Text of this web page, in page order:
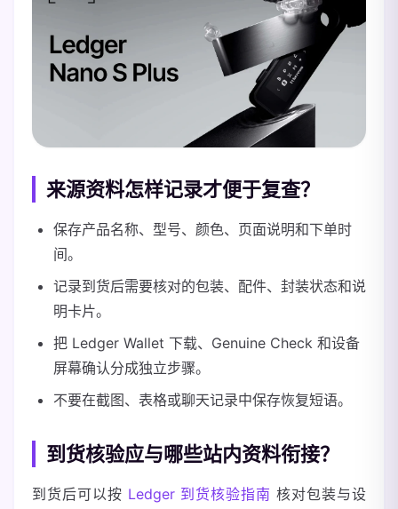
来源资料怎样记录才便于复查？
保存产品名称、型号、颜色、页面说明和下单时
间。
记录到货后需要核对的包装、配件、封装状态和说
明卡片。
把 Ledger Wallet 下载、Genuine Check 和设备
屏幕确认分成独立步骤。
不要在截图、表格或聊天记录中保存恢复短语。
到货核验应与哪些站内资料衔接？
到货后可以按 Ledger 到货核验指南 核对包装与设